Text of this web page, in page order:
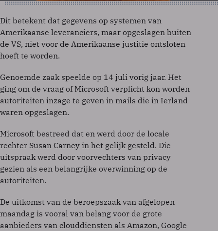
Dit betekent dat gegevens op systemen van
Amerikaanse leveranciers, maar opgeslagen buiten
de VS, niet voor de Amerikaanse justitie ontsloten
hoeft te worden.
Genoemde zaak speelde op 14 juli vorig jaar. Het
ging om de vraag of Microsoft verplicht kon worden
autoriteiten inzage te geven in mails die in Ierland
waren opgeslagen.
Microsoft bestreed dat en werd door de locale
rechter Susan Carney in het gelijk gesteld. Die
uitspraak werd door voorvechters van privacy
gezien als een belangrijke overwinning op de
autoriteiten.
De uitkomst van de beroepszaak van afgelopen
maandag is vooral van belang voor de grote
aanbieders van clouddiensten als Amazon, Google